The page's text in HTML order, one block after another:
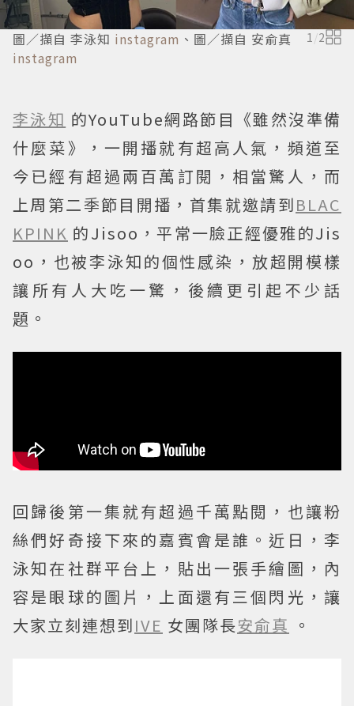
圖／擷自 李泳知 instagram 、圖／擷自 安俞真
instagram
1 /2
李泳知 的YouTube網路節目《雖然沒準備
什麼菜》，一開播就有超高人氣，頻道至
今已經有超過兩百萬訂閱，相當驚人，而
上周第二季節目開播，首集就邀請到BLAC
KPINK 的Jisoo，平常一臉正經優雅的Jis
oo，也被李泳知的個性感染，放超開模樣
讓所有人大吃一驚，後續更引起不少話
題。
回歸後第一集就有超過千萬點閱，也讓粉
絲們好奇接下來的嘉賓會是誰。近日，李
泳知在社群平台上，貼出一張手繪圖，內
容是眼球的圖片，上面還有三個閃光，讓
大家立刻連想到IVE 女團隊長安俞真 。